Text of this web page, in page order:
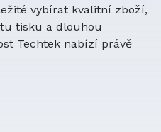
vybírat kvalitní zboží,
tisku a dlouhou
Techtek nabízí právě